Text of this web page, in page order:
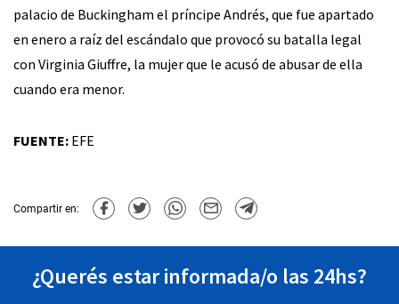
palacio de Buckingham el príncipe Andrés, que fue apartado
en enero a raíz del escándalo que provocó su batalla legal
con Virginia Giuffre, la mujer que le acusó de abusar de ella
cuando era menor.
FUENTE: EFE
Compartir en:
¿Querés estar informada/o las 24hs?